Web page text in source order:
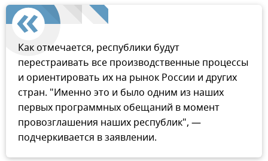
Как отмечается, республики будут
перестраивать все производственные процессы
и ориентировать их на рынок России и других
стран. "Именно это и было одним из наших
первых программных обещаний в момент
провозглашения наших республик", —
подчеркивается в заявлении.